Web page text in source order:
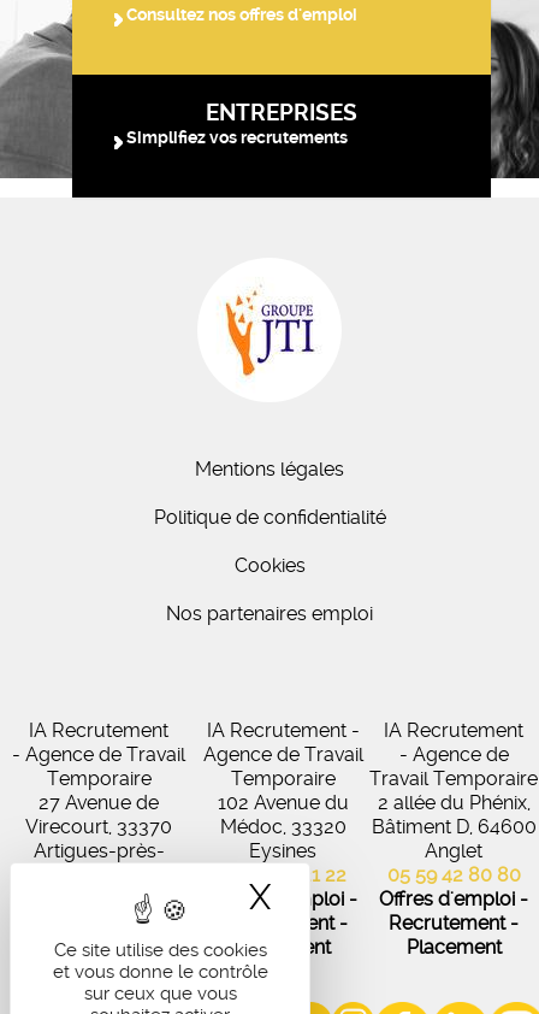
Ce site utilise des cookies
et vous donne le contrôle
sur ceux que vous
X Masquer le
Consultez nos offres d'emploi
ENTREPRISES
Simplifiez vos recrutements
Mentions légales
Politique de confidentialité
Cookies
Nos partenaires emploi
IA Recrutement
- Agence de Travail
Temporaire
27 Avenue de
Virecourt, 33370
Artigues-près-
05 56 67 48 57
Offres d'emploi -
Recrutement -
Placement
IA Recrutement -
Agence de Travail
Temporaire
102 Avenue du
Médoc, 33320
Eysines
05 56 45 21 22
Offres d'emploi -
Recrutement -
Placement
IA Recrutement
- Agence de
Travail Temporaire
2 allée du Phénix,
Bâtiment D, 64600
Anglet
05 59 42 80 80
Offres d'emploi -
Recrutement -
Placement